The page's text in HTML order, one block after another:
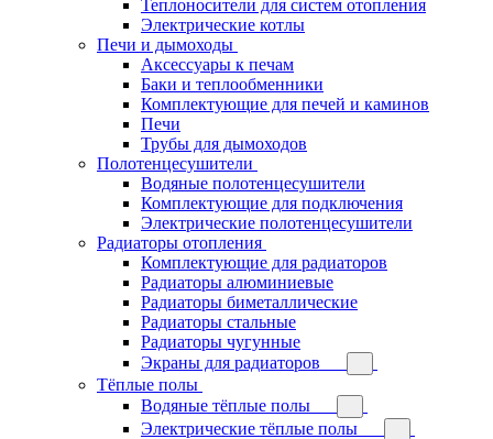
Теплоносители для систем отопления
Электрические котлы
Печи и дымоходы
Аксессуары к печам
Баки и теплообменники
Комплектующие для печей и каминов
Печи
Трубы для дымоходов
Полотенцесушители
Водяные полотенцесушители
Комплектующие для подключения
Электрические полотенцесушители
Радиаторы отопления
Комплектующие для радиаторов
Радиаторы алюминиевые
Радиаторы биметаллические
Радиаторы стальные
Радиаторы чугунные
Экраны для радиаторов
Тёплые полы
Водяные тёплые полы
Электрические тёплые полы